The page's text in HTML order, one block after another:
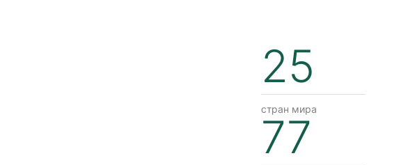
25
стран мира
77